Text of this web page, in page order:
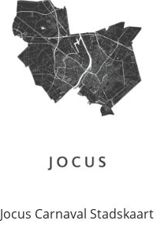
Jocus Carnaval Stadskaart